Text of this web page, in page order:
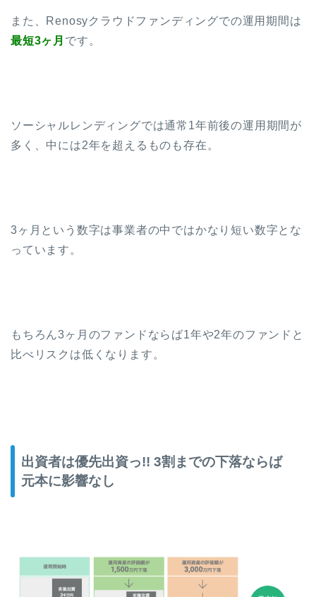
また、Renosyクラウドファンディングでの運用期間は
最短3ヶ月 です。
ソーシャルレンディングでは通常1年前後の運用期間が
多く、中には2年を超えるものも存在。
3ヶ月という数字は事業者の中ではかなり短い数字とな
っています。
もちろん3ヶ月のファンドならば1年や2年のファンドと
比べリスクは低くなります。
出資者は優先出資っ!! 3割までの下落ならば
元本に影響なし